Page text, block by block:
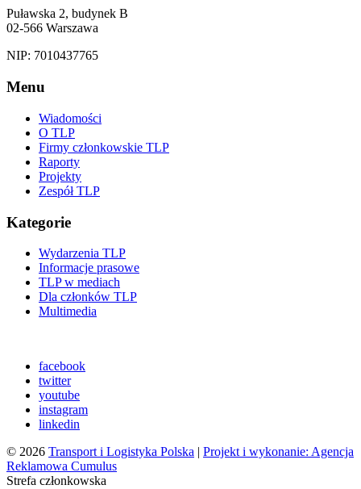
Puławska 2, budynek B
02-566 Warszawa
NIP: 7010437765
Menu
Wiadomości
O TLP
Firmy członkowskie TLP
Raporty
Projekty
Zespół TLP
Kategorie
Wydarzenia TLP
Informacje prasowe
TLP w mediach
Dla członków TLP
Multimedia
facebook
twitter
youtube
instagram
linkedin
© 2026 Transport i Logistyka Polska | Projekt i wykonanie: Agencja
Reklamowa Cumulus
Strefa członkowska